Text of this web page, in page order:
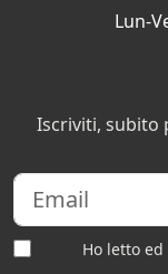
Lun-
Iscriviti, subito
Ho letto